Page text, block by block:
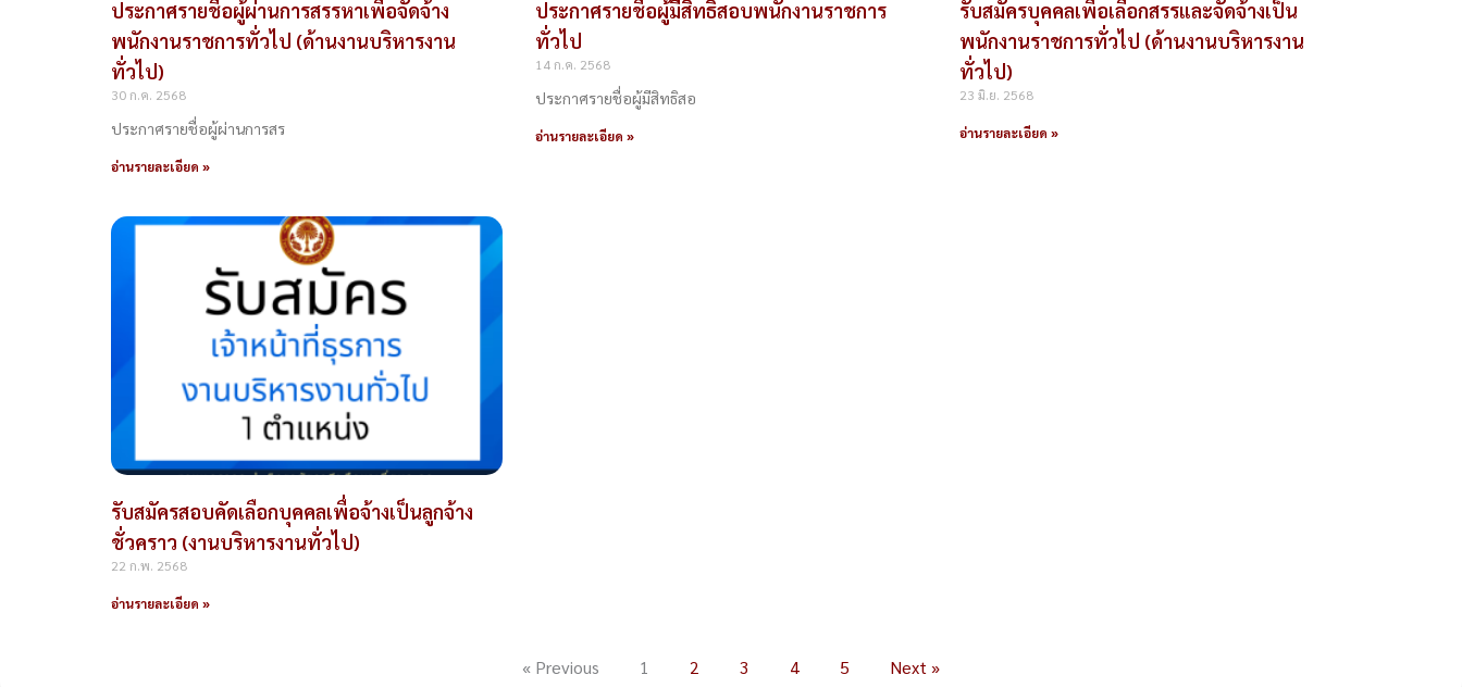
ประกาศรายชื่อผู้ผ่านการสรรหาเพื่อจัดจ้าง
พนักงานราชการทั่วไป (ด้านงานบริหารงาน
ทั่วไป)
30 ก.ค. 2568
ประกาศรายชื่อผู้ผ่านการสร
อ่านรายละเอียด »
ประกาศรายชื่อผู้มีสิทธิสอบพนักงานราชการ
ทั่วไป
14 ก.ค. 2568
ประกาศรายชื่อผู้มีสิทธิสอ
อ่านรายละเอียด »
รับสมัครบุคคลเพื่อเลือกสรรและจัดจ้างเป็น
พนักงานราชการทั่วไป (ด้านงานบริหารงาน
ทั่วไป)
23 มิ.ย. 2568
อ่านรายละเอียด »
รับสมัครสอบคัดเลือกบุคคลเพื่อจ้างเป็นลูกจ้าง
ชั่วคราว (งานบริหารงานทั่วไป)
22 ก.พ. 2568
อ่านรายละเอียด »
« Previous 1 2 3 4 5 Next »